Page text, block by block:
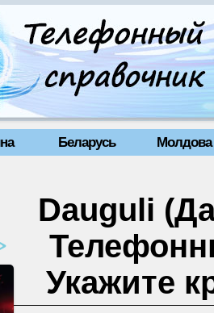
Беларусь Молдова
Dauguli
Укажите